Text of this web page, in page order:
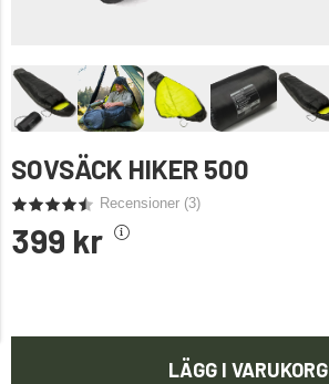
SOVSÄCK HIKER 500
Recensioner (3)
399 kr
LÄGG I VARUKORG